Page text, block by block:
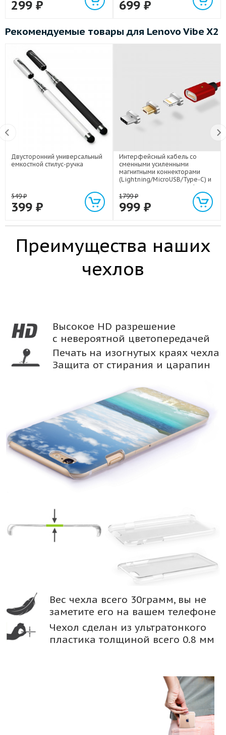
299 ₽ 699 ₽
Рекомендуемые товары для Lenovo Vibe X2
Двусторонний универсальный
емкостной стилус-ручка
549₽
399 ₽
Интерфейсный кабель со
сменными усиленными
магнитными коннекторами
(Lightning/MicroUSB/Type-C) и
световым индикатором 1м
1799₽
999 ₽
Преимущества наших
чехлов
Высокое HD разрешение
с невероятной цветопередачей
Печать на изогнутых краях чехла
Защита от стирания и царапин
Вес чехла всего 30грамм, вы не
заметите его на вашем телефоне
Чехол сделан из ультратонкого
пластика толщиной всего 0.8 мм